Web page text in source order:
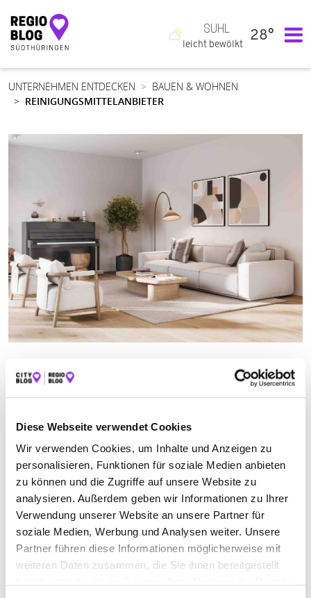
Diese Webseite verwendet Cookies
Wir verwenden Cookies, um Inhalte und Anzeigen zu
personalisieren, Funktionen für soziale Medien anbieten
zu können und die Zugriffe auf unsere Website zu
analysieren. Außerdem geben wir Informationen zu Ihrer
Verwendung unserer Website an unsere Partner für
soziale Medien, Werbung und Analysen weiter. Unsere
Partner führen diese Informationen möglicherweise mit
weiteren Daten zusammen, die Sie ihnen bereitgestellt
Hauptnavigation
SUHL
leicht bewölkt
28°
UNTERNEHMEN ENTDECKEN
BAUEN & WOHNEN
REINIGUNGSMITTELANBIETER
REINIGUNGSMITTELANBIETER
Suchen nach
Finden
ALLE ARNSTADT